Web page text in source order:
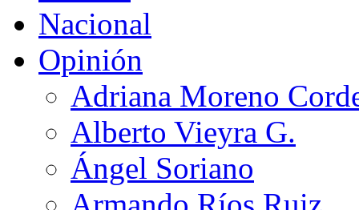
Nacional
Opinión
Adriana Moreno
Alberto Vieyra G.
Ángel Soriano